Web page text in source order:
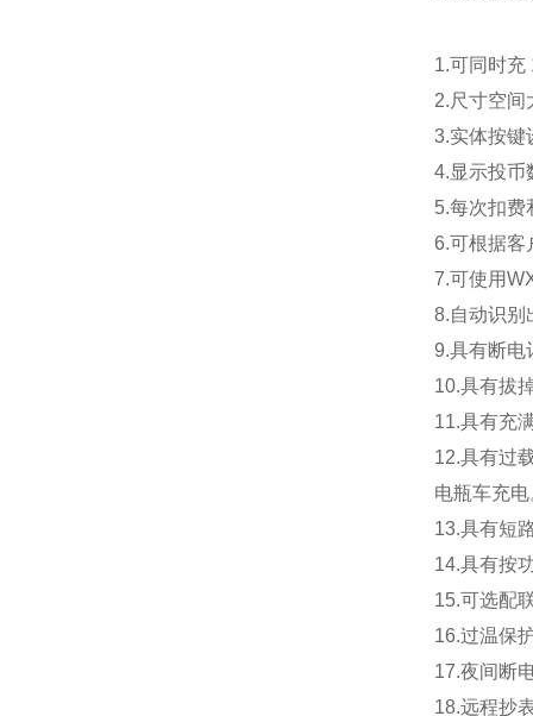
1.可同时充
2.尺寸空间
3.实体按键
4.显示投币
5.每次扣费
6.可根据客
7.可使用
8.自动识别
9.具有断电
10.具有拔
11.具有充
12.具有过
电瓶车充电
13.具有短
14.具有按
15.可选配
16.过温保
17.夜间断
18.远程抄